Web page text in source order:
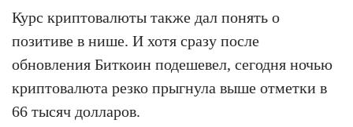
Курс криптовалюты также дал понять о
позитиве в нише. И хотя сразу после
обновления Биткоин подешевел, сегодня ночью
криптовалюта резко прыгнула выше отметки в
66 тысяч долларов.